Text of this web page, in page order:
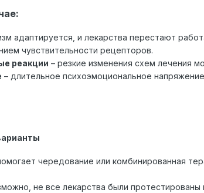
адаптируется, и лекарства перестают
чувствительности рецепторов.
реакции – резкие изменения схем лечения
– длительное психоэмоциональное
чередование или комбинированная
не все лекарства были